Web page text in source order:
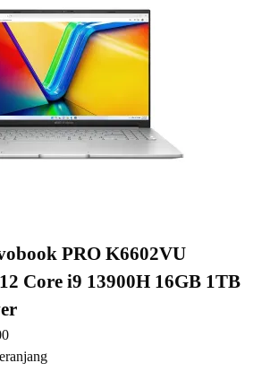
PRO K6602VU
Core i9 13900H 16GB 1TB